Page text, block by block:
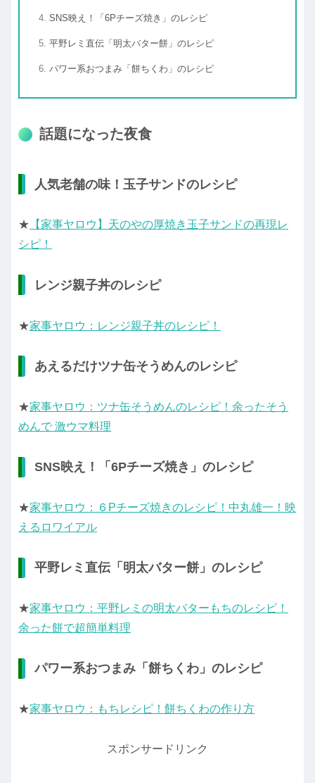
SNS映え！「6Pチーズ焼き」のレシピ
平野レミ直伝「明太バター餅」のレシピ
パワー系おつまみ「餅ちくわ」のレシピ
話題になった夜食
人気老舗の味！玉子サンドのレシピ
★ 【家事ヤロウ】天のやの厚焼き玉子サンドの再現レ
シピ！
レンジ親子丼のレシピ
★家事ヤロウ：レンジ親子丼のレシピ！
あえるだけツナ缶そうめんのレシピ
★家事ヤロウ：ツナ缶そうめんのレシピ！余ったそう
めんで 激ウマ料理
SNS映え！「6Pチーズ焼き」のレシピ
★家事ヤロウ：６Pチーズ焼きのレシピ！中丸雄一！映
えるロワイアル
平野レミ直伝「明太バター餅」のレシピ
★家事ヤロウ：平野レミの明太バターもちのレシピ！
余った餅で超簡単料理
パワー系おつまみ「餅ちくわ」のレシピ
★家事ヤロウ：もちレシピ！餅ちくわの作り方
スポンサードリンク